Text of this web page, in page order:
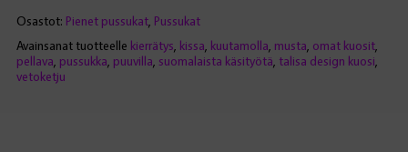
Osastot: Pienet pussukat, Pussukat
Avainsanat tuotteelle kierrätys kissa kuutamolla musta omat kuosit,
pellava pussukka puuvilla suomalaista käsityötä talisa design kuosi
vetoketju